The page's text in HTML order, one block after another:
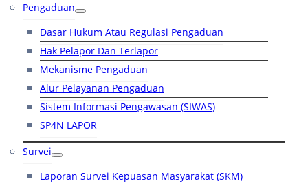
Pengaduan
Dasar Hukum Atau Regulasi Pengaduan
Hak Pelapor Dan Terlapor
Mekanisme Pengaduan
Alur Pelayanan Pengaduan
Sistem Informasi Pengawasan (SIWAS)
SP4N LAPOR
Survei
Laporan Survei Kepuasan Masyarakat (SKM)